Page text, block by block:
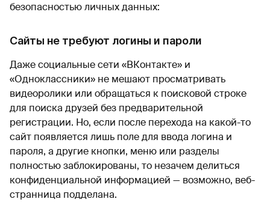
безопасностью личных данных:
Сайты не требуют логины и пароли
Даже социальные сети «ВКонтакте» и
«Одноклассники» не мешают просматривать
видеоролики или обращаться к поисковой строке
для поиска друзей без предварительной
регистрации. Но, если после перехода на какой-то
сайт появляется лишь поле для ввода логина и
пароля, а другие кнопки, меню или разделы
полностью заблокированы, то незачем делиться
конфиденциальной информацией — возможно, веб-
странница подделана.